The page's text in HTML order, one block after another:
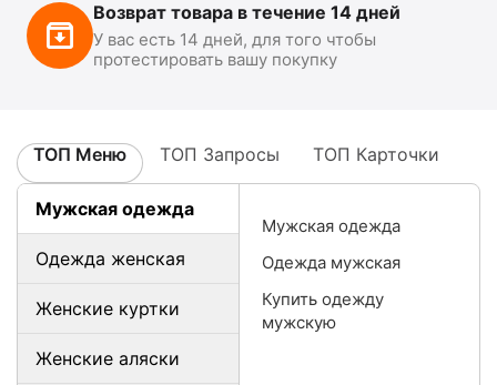
Возврат товара в течение 14 дней
У вас есть 14 дней, для того чтобы
протестировать вашу покупку
ТОП Меню ТОП Запросы ТОП Карточки
Мужская одежда
Одежда женская
Женские куртки
Женские аляски
Мужская одежда
Одежда мужская
Купить одежду
мужскую